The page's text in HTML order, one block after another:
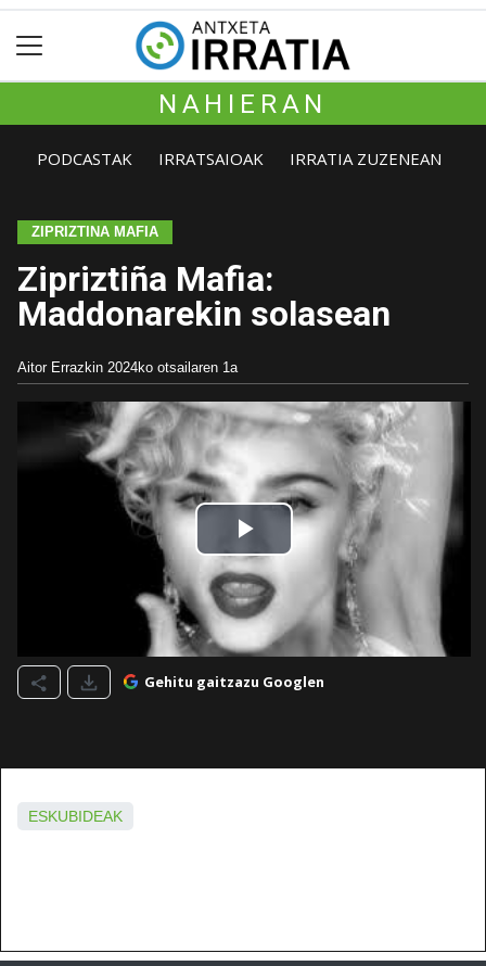
NAHIERAN
PODCASTAK IRRATSAIOAK IRRATIA ZUZENEAN
ZIPRIZTINA MAFIA
Zipriztiña Mafia:
Maddonarekin solasean
Aitor Errazkin 2024ko otsailaren 1a
Gehitu gaitzazu Googlen
ESKUBIDEAK